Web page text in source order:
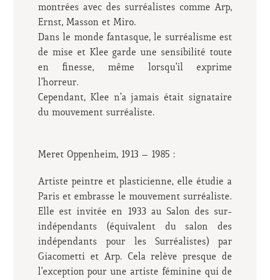
montrées avec des surréalistes comme Arp,
Ernst, Masson et Miro.
Dans le monde fantasque, le surréalisme est
de mise et Klee garde une sensibilité toute
en finesse, même lorsqu’il exprime
l’horreur.
Cependant, Klee n’a jamais était signataire
du mouvement surréaliste.
Meret Oppenheim, 1913 – 1985 :
Artiste peintre et plasticienne, elle étudie a
Paris et embrasse le mouvement surréaliste.
Elle est invitée en 1933 au Salon des sur-
indépendants (équivalent du salon des
indépendants pour les Surréalistes) par
Giacometti et Arp. Cela relève presque de
l’exception pour une artiste féminine qui de